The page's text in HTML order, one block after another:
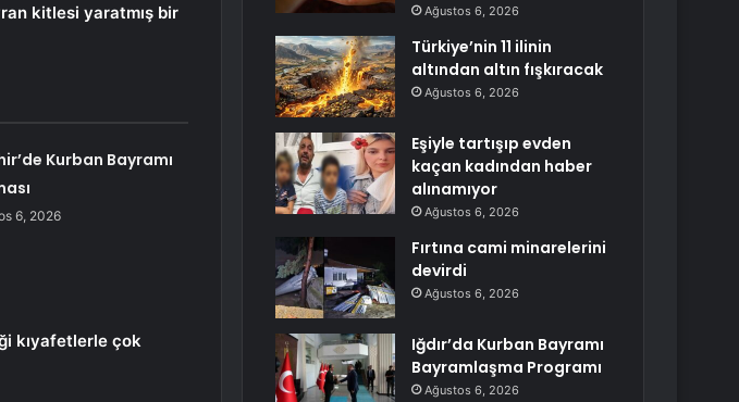
kitlesi yaratmış bir
Kurban Bayramı
6, 2026
kıyafetlerle çok
Ağustos 6, 2026
Türkiye’nin 11 ilinin
altından altın fışkıracak
Ağustos 6, 2026
Eşiyle tartışıp evden
kaçan kadından haber
alınamıyor
Ağustos 6, 2026
Fırtına cami minarelerini
devirdi
Ağustos 6, 2026
Iğdır’da Kurban Bayramı
Bayramlaşma Programı
Ağustos 6, 2026